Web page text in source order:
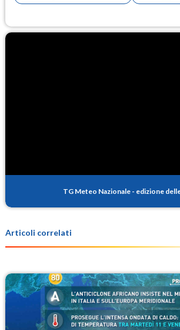
TG Meteo Nazionale - edizione
Articoli correlati